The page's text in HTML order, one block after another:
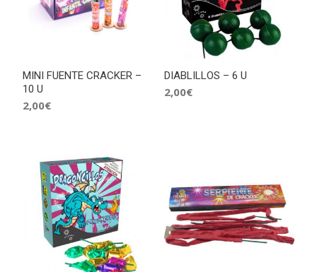
MINI FUENTE CRACKER –
10 U
2,00€
DIABLILLOS – 6 U
2,00€